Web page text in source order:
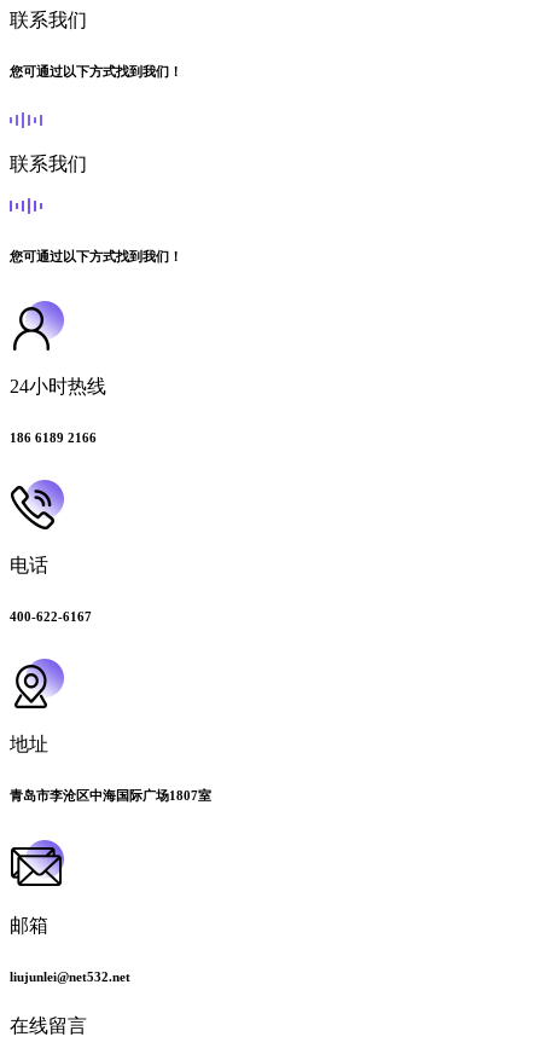
联系我们
您可通过以下方式找到我们！
联系我们
您可通过以下方式找到我们！
24小时热线
186 6189 2166
电话
400-622-6167
地址
青岛市李沧区中海国际广场1807室
邮箱
liujunlei@net532.net
在线留言